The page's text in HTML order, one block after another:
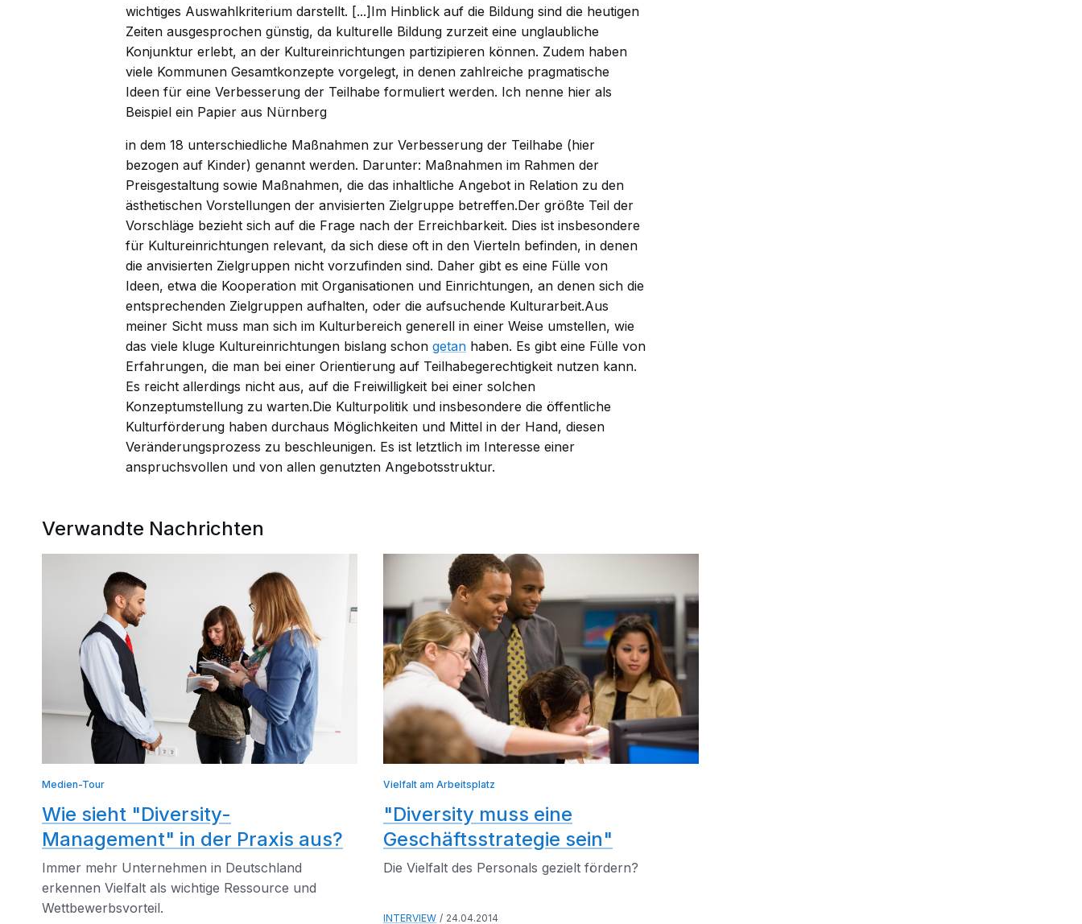
wichtiges Auswahlkriterium darstellt. [...]Im Hinblick auf die Bildung sind die heutigen
Zeiten ausgesprochen günstig, da kulturelle Bildung zurzeit eine unglaubliche
Konjunktur erlebt, an der Kultureinrichtungen partizipieren können. Zudem haben
viele Kommunen Gesamtkonzepte vorgelegt, in denen zahlreiche pragmatische
Ideen für eine Verbesserung der Teilhabe formuliert werden. Ich nenne hier als
Beispiel ein Papier aus Nürnberg
in dem 18 unterschiedliche Maßnahmen zur Verbesserung der Teilhabe (hier
bezogen auf Kinder) genannt werden. Darunter: Maßnahmen im Rahmen der
Preisgestaltung sowie Maßnahmen, die das inhaltliche Angebot in Relation zu den
ästhetischen Vorstellungen der anvisierten Zielgruppe betreffen.Der größte Teil der
Vorschläge bezieht sich auf die Frage nach der Erreichbarkeit. Dies ist insbesondere
für Kultureinrichtungen relevant, da sich diese oft in den Vierteln befinden, in denen
die anvisierten Zielgruppen nicht vorzufinden sind. Daher gibt es eine Fülle von
Ideen, etwa die Kooperation mit Organisationen und Einrichtungen, an denen sich die
entsprechenden Zielgruppen aufhalten, oder die aufsuchende Kulturarbeit.Aus
meiner Sicht muss man sich im Kulturbereich generell in einer Weise umstellen, wie
das viele kluge Kultureinrichtungen bislang schon getan haben. Es gibt eine Fülle von
Erfahrungen, die man bei einer Orientierung auf Teilhabegerechtigkeit nutzen kann.
Es reicht allerdings nicht aus, auf die Freiwilligkeit bei einer solchen
Konzeptumstellung zu warten.Die Kulturpolitik und insbesondere die öffentliche
Kulturförderung haben durchaus Möglichkeiten und Mittel in der Hand, diesen
Veränderungsprozess zu beschleunigen. Es ist letztlich im Interesse einer
anspruchsvollen und von allen genutzten Angebotsstruktur.
Verwandte Nachrichten
Medien-Tour
Wie sieht "Diversity-
Management" in der Praxis aus?
Immer mehr Unternehmen in Deutschland
erkennen Vielfalt als wichtige Ressource und
Wettbewerbsvorteil.
Vielfalt am Arbeitsplatz
"Diversity muss eine
Geschäftsstrategie sein"
Die Vielfalt des Personals gezielt fördern?
INTERVIEW 24.04.2014